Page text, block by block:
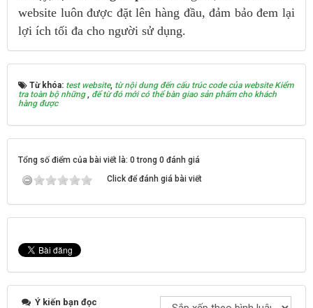
website luôn được đặt lên hàng đầu, đảm bảo đem lại
lợi ích tối đa cho người sử dụng.
Từ khóa: test website, từ nội dung đến cấu trúc code của website Kiểm
tra toàn bộ những, để từ đó mới có thể bàn giao sản phẩm cho khách
hàng được
Tổng số điểm của bài viết là: 0 trong 0 đánh giá
Click để đánh giá bài viết
Ý kiến bạn đọc